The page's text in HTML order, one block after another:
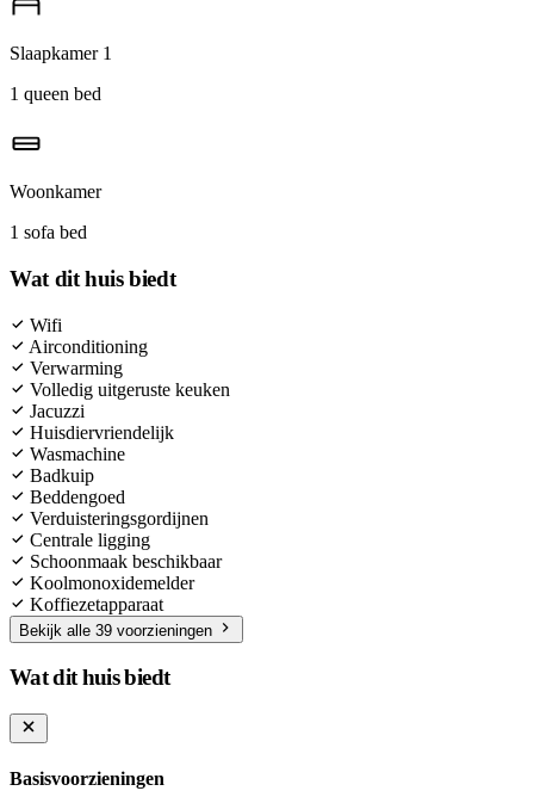
Slaapkamer 1
1 queen bed
Woonkamer
1 sofa bed
Wat dit huis biedt
Wifi
Airconditioning
Verwarming
Volledig uitgeruste keuken
Jacuzzi
Huisdiervriendelijk
Wasmachine
Badkuip
Beddengoed
Verduisteringsgordijnen
Centrale ligging
Schoonmaak beschikbaar
Koolmonoxidemelder
Koffiezetapparaat
Bekijk alle 39 voorzieningen
Wat dit huis biedt
Basisvoorzieningen